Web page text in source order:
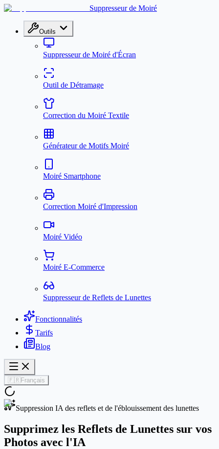
Suppresseur de Moiré
Outils
Suppresseur de Moiré d'Écran
Outil de Détramage
Correction du Moiré Textile
Générateur de Motifs Moiré
Moiré Smartphone
Correction Moiré d'Impression
Moiré Vidéo
Moiré E-Commerce
Suppresseur de Reflets de Lunettes
Fonctionnalités
Tarifs
Blog
🇫🇷Français
Suppression IA des reflets et de l'éblouissement des lunettes
Supprimez les Reflets de Lunettes sur vos
Photos avec l'IA